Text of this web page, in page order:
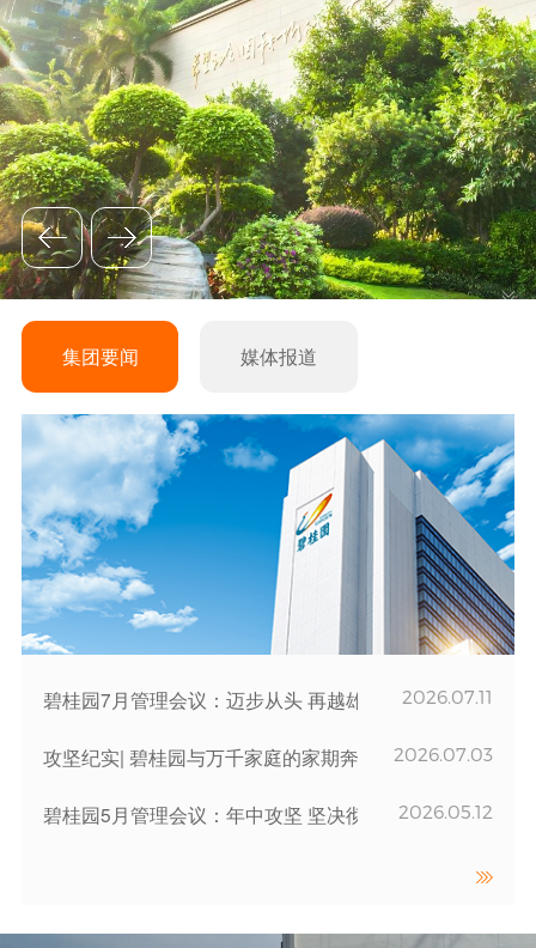
集团要闻 媒体报道
碧桂园7月管理会议：迈步从头 再越雄关 2026.07.11
攻坚纪实| 碧桂园与万千家庭的家期奔赴 2026.07.03
碧桂园5月管理会议：年中攻坚 坚决彻底 2026.05.12